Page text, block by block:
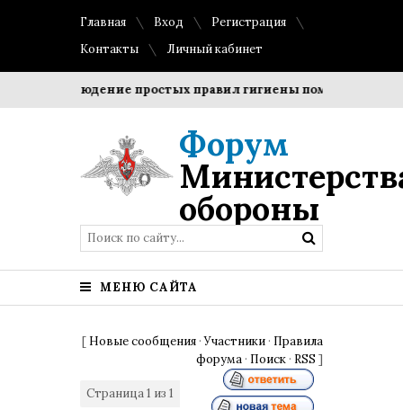
Главная Вход
Регистрация
Контакты
Личный кабинет
Соблюдение простых правил гигиены помогает
Форум
обороны
МЕНЮ САЙТА
[ Новые сообщения ·Участники · Правила
форума · Поиск · RSS ]
Страница1 из 1